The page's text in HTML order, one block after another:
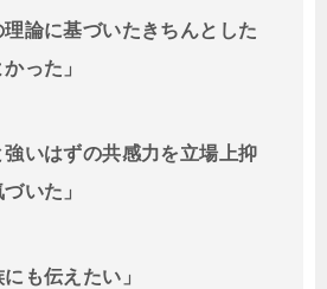
理論に基づいたきちんとした
った」
強いはずの共感力を立場上抑
いた」
も伝えたい」